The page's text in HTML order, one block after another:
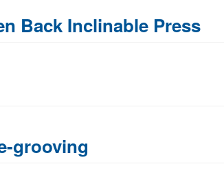
Back Inclinable Press
grooving